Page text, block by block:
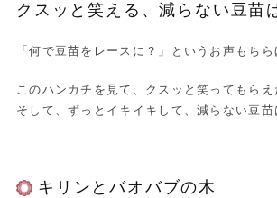
クスッと笑える、減らない豆苗
「何で豆苗をレースに？」というお声もちら
このハンカチを見て、クスッと笑ってもらえ
そして、ずっとイキイキして、減らない豆苗
キリンとバオバブの木